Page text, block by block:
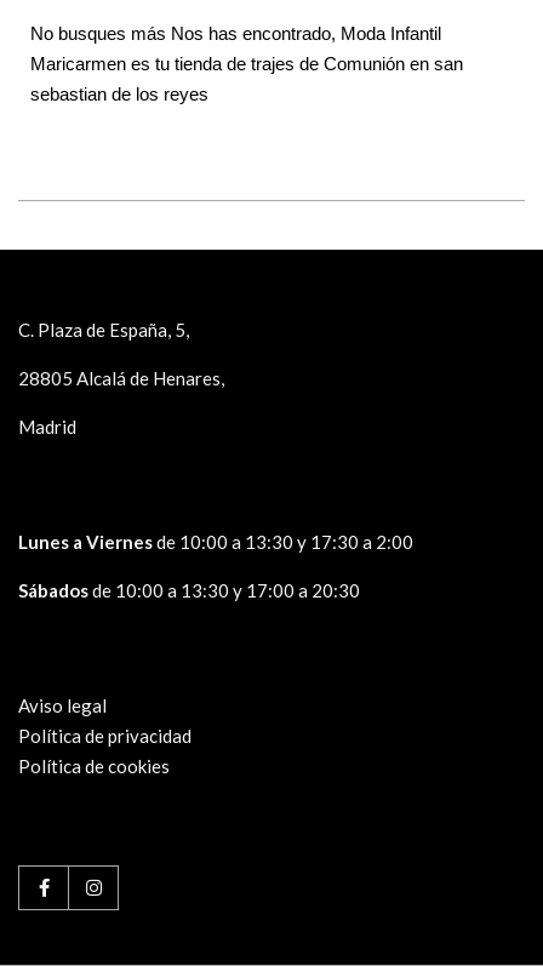
No busques más Nos has encontrado, Moda Infantil
Maricarmen es tu tienda de trajes de Comunión en san
sebastian de los reyes
C. Plaza de España, 5,
28805 Alcalá de Henares,
Madrid
Lunes a Viernesde 10:00 a 13:30 y 17:30 a 2:00
Sábadosde 10:00 a 13:30 y 17:00 a 20:30
Aviso legal
Política de privacidad
Política de cookies